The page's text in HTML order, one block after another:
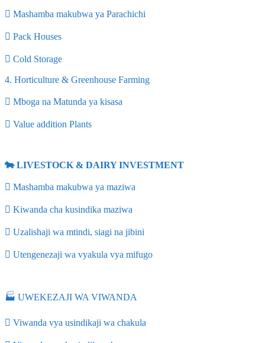
 Mashamba makubwa ya Parachichi
 Pack Houses
 Cold Storage
4. Horticulture & Greenhouse Farming
 Mboga na Matunda ya kisasa
 Value addition Plants
🐄 LIVESTOCK & DAIRY INVESTMENT
 Mashamba makubwa ya maziwa
 Kiwanda cha kusindika maziwa
 Uzalishaji wa mtindi, siagi na jibini
 Utengenezaji wa vyakula vya mifugo
🏭 UWEKEZAJI WA VIWANDA
 Viwanda vya usindikaji wa chakula